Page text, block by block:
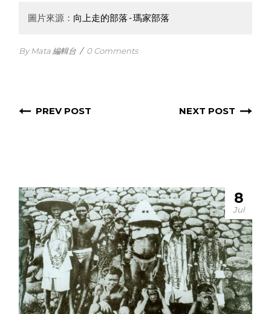
圖片來源： 向上走的部落-瑪家部落
By Mata 編輯台 / 0 Comments
PREV POST NEXT POST
8
Jul